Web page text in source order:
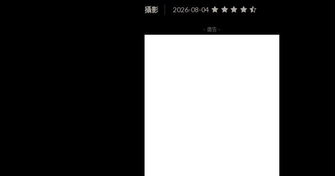
攝影 2026-08-04
- 廣告 -